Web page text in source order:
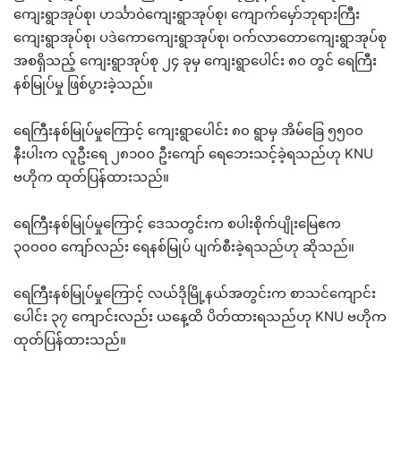
ကျေးရွာအုပ်စု၊ ဟင်္သာဝဲကျေးရွာအုပ်စု၊ ကျောက်မှော်ဘုရားကြီး
ကျေးရွာအုပ်စု၊ ပဒဲကောကျေးရွာအုပ်စု၊ ဝက်လာတောကျေးရွာအုပ်စု
အစရှိသည့် ကျေးရွာအုပ်စု ၂၄ ခုမှ ကျေးရွာပေါင်း ၈၀ တွင် ရေကြီး
နစ်မြုပ်မှု ဖြစ်ပွားခဲ့သည်။
ရေကြီးနစ်မြုပ်မှုကြောင့် ကျေးရွာပေါင်း ၈၀ ရွာမှ အိမ်ခြေ ၅၅၀၀
နီးပါးက လူဦးရေ ၂၈၁၀၀ ဦးကျော် ရေဘေးသင့်ခဲ့ရသည်ဟု KNU
ဗဟိုက ထုတ်ပြန်ထားသည်။
ရေကြီးနစ်မြုပ်မှုကြောင့် ဒေသတွင်းက စပါးစိုက်ပျိုးမြေဧက
၃၀၀၀၀ ကျော်လည်း ရေနစ်မြုပ် ပျက်စီးခဲ့ရသည်ဟု ဆိုသည်။
ရေကြီးနစ်မြုပ်မှုကြောင့် လယ်ဒိုမြို့နယ်အတွင်းက စာသင်ကျောင်း
ပေါင်း ၃၇ ကျောင်းလည်း ယနေ့ထိ ပိတ်ထားရသည်ဟု KNU ဗဟိုက
ထုတ်ပြန်ထားသည်။